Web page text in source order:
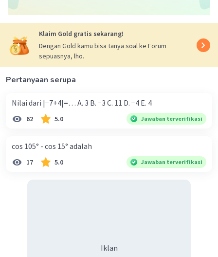
Klaim Gold gratis sekarang!
Dengan Gold kamu bisa tanya soal ke Forum
sepuasnya, lho.
Pertanyaan serupa
Nilai dari |−7+4|=… A. 3 B. −3 C. 11 D. −4 E. 4
62 5.0 Jawaban terverifikasi
cos 105° - cos 15° adalah
17 5.0 Jawaban terverifikasi
Iklan